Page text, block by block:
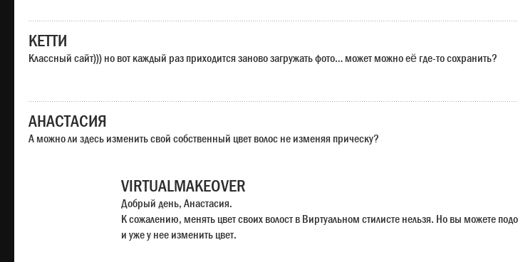
КЕТТИ
Классный сайт))) но вот каждый раз приходится заново загружать фото… может можно её где-то сохранить?
АНАСТАСИЯ
А можно ли здесь изменить свой собственный цвет волос не изменяя прическу?
VIRTUALMAKEOVER
Добрый день, Анастасия.
К сожалению, менять цвет своих волост в Виртуальном стилисте нельзя. Но вы можете
и уже у нее изменить цвет.